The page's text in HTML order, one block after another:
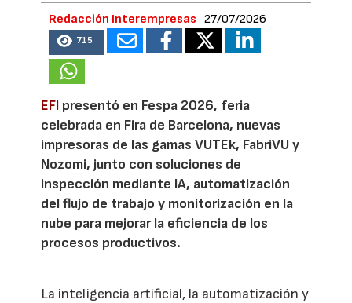
Redacción Interempresas 27/07/2026
715
EFI presentó en Fespa 2026, feria
celebrada en Fira de Barcelona, nuevas
impresoras de las gamas VUTEk, FabriVU y
Nozomi, junto con soluciones de
inspección mediante IA, automatización
del flujo de trabajo y monitorización en la
nube para mejorar la eficiencia de los
procesos productivos.
La inteligencia artificial, la automatización y